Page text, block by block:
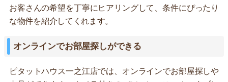
お客さんの希望を丁寧にヒアリングして、条件にぴったり
な物件を紹介してくれます。
オンラインでお部屋探しができる
ピタットハウス一之江店では、オンラインでお部屋探しや